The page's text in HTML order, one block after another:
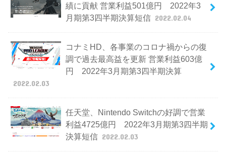
績に貢献 営業利益501億円 2022年3
月期第3四半期決算短信 2022.02.04
コナミHD、各事業のコロナ禍からの復
調で過去最高益を更新 営業利益603億
円 2022年3月期第3四半期決算
2022.02.03
任天堂、Nintendo Switchの好調で営業
利益4725億円 2022年3月期第3四半期
決算短信 2022.02.03